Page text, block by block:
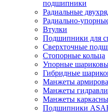
подшипники
Радиальные
Радиально-
Втулки
Подшипники для
Сверхточные
Стопорные кольца
Упорные
Гибридные
Манжеты
Манжеты
Манжеты
Подшипники